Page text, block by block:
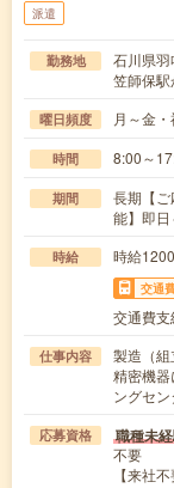
派遣
勤務地
石川県羽
笠師保
曜日頻度 月～金
時間 8:00～
期間
長期【
能】即日
時給 時給
交通
交通費支
仕事内容
製造（組
精密機
ングセ
応募資格 職種未
不要
【来社